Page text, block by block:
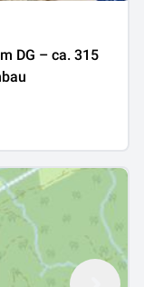
DG – ca. 315